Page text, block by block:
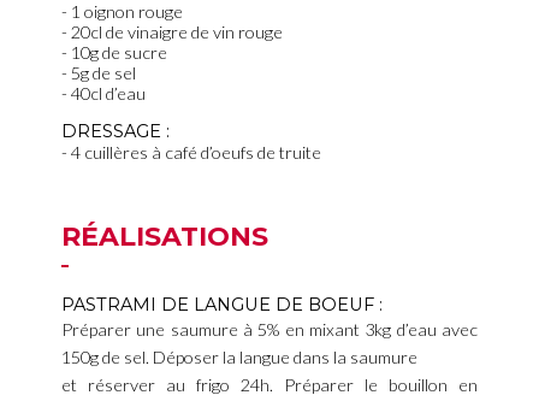
1 oignon rouge
20cl de vinaigre de vin rouge
10g de sucre
5g de sel
40cl d’eau
DRESSAGE :
4 cuillères à café d’oeufs de truite
RÉALISATIONS
PASTRAMI DE LANGUE DE BOEUF :
Préparer une saumure à 5% en mixant 3kg d’eau avec
150g de sel. Déposer la langue dans la saumure
et réserver au frigo 24h. Préparer le bouillon en